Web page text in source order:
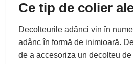
Ce tip de colier
Decolteurile adânci vin în
adânc în formă de inimioară.
de a accesoriza un decolteu